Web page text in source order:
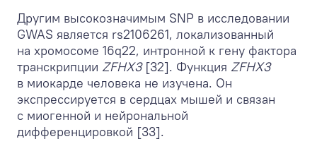
Другим высокозначимым SNP в исследовании
GWAS является rs2106261, локализованный
на хромосоме 16q22, интронной к гену фактора
транскрипции ZFHX3[32]. Функция ZFHX3
в миокарде человека не изучена. Он
экспрессируется в сердцах мышей и связан
с миогенной и нейрональной
дифференцировкой [33].